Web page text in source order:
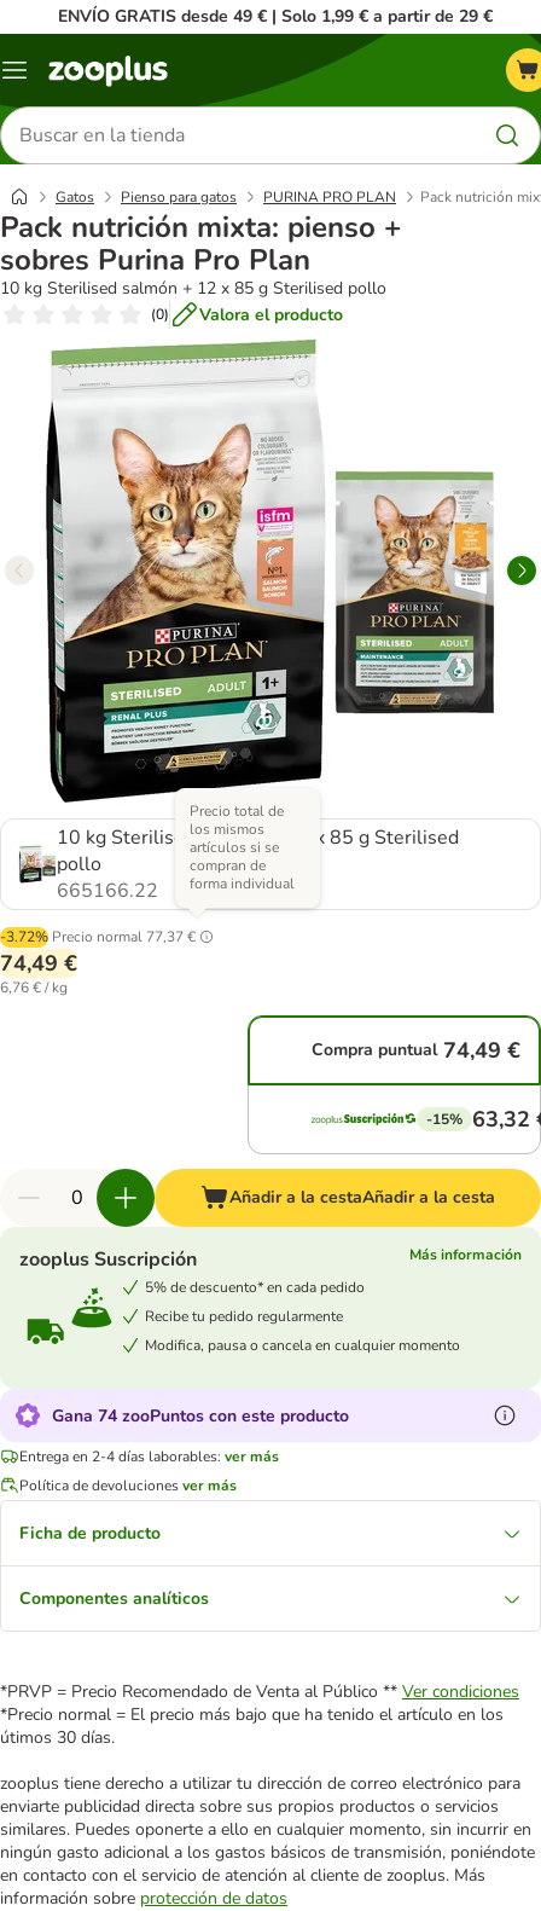
ENVÍO GRATIS desde 49 € | Solo 1,99 € a partir de 29 €
Menú
Buscar
productos
Gatos Pienso para gatos PURINA PRO PLAN Pack nutrición
Pack nutrición mixta: pienso +
sobres Purina Pro Plan
10 kg Sterilised salmón + 12 x 85 g Sterilised pollo
(0) Valora el producto
10 kg Sterilised salmón + 12 x 85 g Sterilised
pollo
665166.22
-3.72% Precio normal 77,37 €
Precio total de
los mismos
artículos si se
compran de
forma individual
74,49 €
6,76 € / kg
Compra puntual 74,49 €
-15% 63,32
Añadir a la cestaAñadir a la cesta
zooplus Suscripción
Más información
5% de descuento* en cada pedido
Recibe tu pedido regularmente
Modifica, pausa o cancela en cualquier momento
Gana 74 zooPuntos con este producto
Entrega en 2-4 días laborables: ver más
Política de devolucionesver más
Ficha de producto
Componentes analíticos
*PRVP = Precio Recomendado de Venta al Público ** Ver condiciones
*Precio normal = El precio más bajo que ha tenido el artículo en los
útimos 30 días.
zooplus tiene derecho a utilizar tu dirección de correo electrónico para
enviarte publicidad directa sobre sus propios productos o servicios
similares. Puedes oponerte a ello en cualquier momento, sin incurrir en
ningún gasto adicional a los gastos básicos de transmisión, poniéndote
en contacto con el servicio de atención al cliente de zooplus. Más
información sobre protección de datos